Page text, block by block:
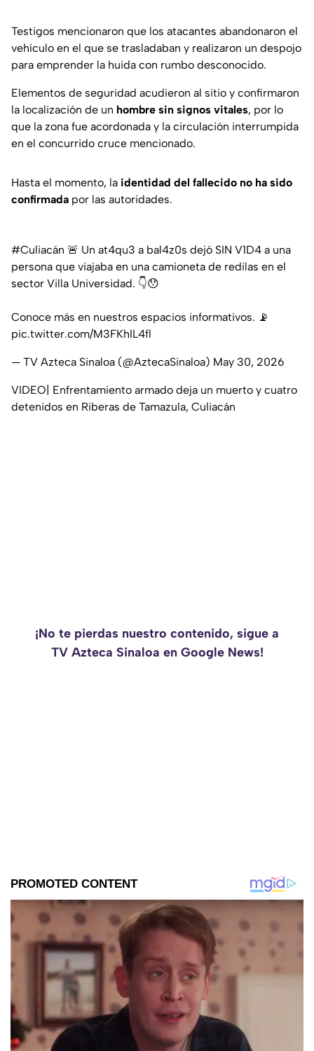
Testigos mencionaron que los atacantes abandonaron el
vehículo en el que se trasladaban y realizaron un despojo
para emprender la huida con rumbo desconocido.
Elementos de seguridad acudieron al sitio y confirmaron
la localización de un hombre sin signos vitales, por lo
que la zona fue acordonada y la circulación interrumpida
en el concurrido cruce mencionado.
Hasta el momento, la identidad del fallecido no ha sido
confirmada por las autoridades.
#Culiacán 🚨 Un at4qu3 a bal4z0s dejó SIN V1D4 a una
persona que viajaba en una camioneta de redilas en el
sector Villa Universidad. 👇😯
Conoce más en nuestros espacios informativos. 📡
pic.twitter.com/M3FKhIL4fl
— TV Azteca Sinaloa (@AztecaSinaloa) May 30, 2026
VIDEO| Enfrentamiento armado deja un muerto y cuatro
detenidos en Riberas de Tamazula, Culiacán
¡No te pierdas nuestro contenido, sigue a
TV Azteca Sinaloa en Google News!